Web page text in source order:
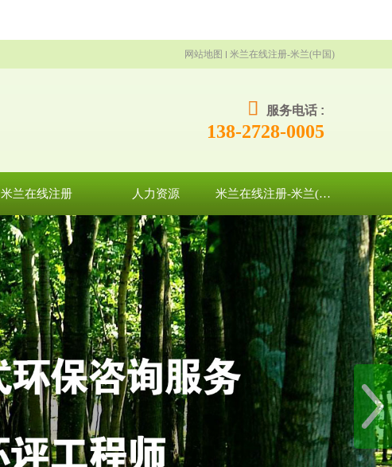
网站地图 米兰在线注册-米兰(中国)
服务电话 :
138-2728-0005
米兰在线注册 人力资源 米兰在线注册-米兰(中国)